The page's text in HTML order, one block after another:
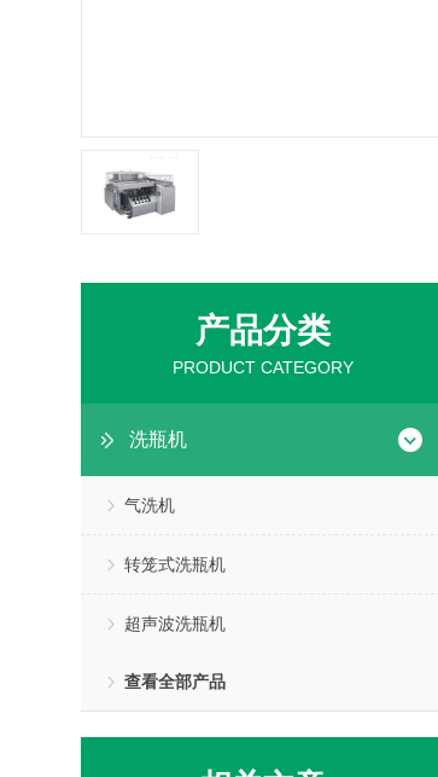
产品分类
PRODUCT CATEGORY
洗瓶机
气洗机
转笼式洗瓶机
超声波洗瓶机
查看全部产品